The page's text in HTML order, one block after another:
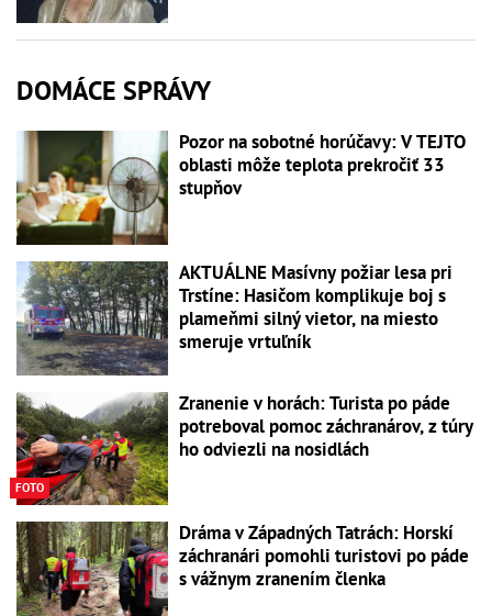
DOMÁCE SPRÁVY
Pozor na sobotné horúčavy: V TEJTO
oblasti môže teplota prekročiť 33
stupňov
AKTUÁLNE Masívny požiar lesa pri
Trstíne: Hasičom komplikuje boj s
plameňmi silný vietor, na miesto
smeruje vrtuľník
FOTO
Zranenie v horách: Turista po páde
potreboval pomoc záchranárov, z túry
ho odviezli na nosidlách
Dráma v Západných Tatrách: Horskí
záchranári pomohli turistovi po páde
s vážnym zranením členka